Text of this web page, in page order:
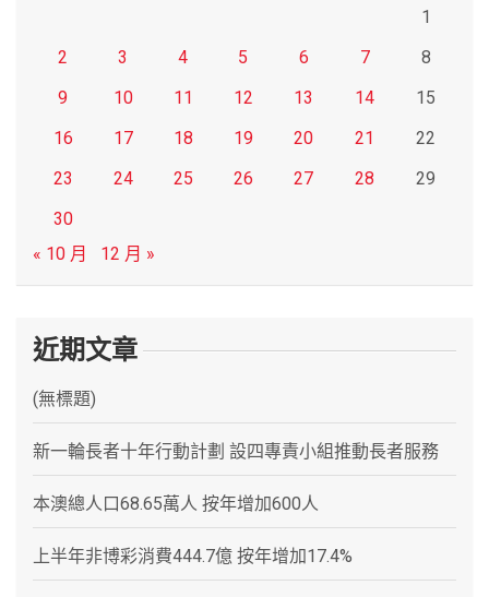
1
2
3 4 5 6 7
8
9
10 11 12 13 14
15
16
17 18 19 20 21
22
23
24 25 26 27 28
29
30
« 10 月
12 月 »
近期文章
(無標題)
新一輪長者十年行動計劃 設四專責小組推動長者服務
本澳總人口68.65萬人 按年增加600人
上半年非博彩消費444.7億 按年增加17.4%